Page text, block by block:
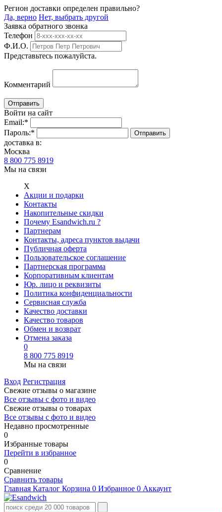
Регион доставки определен правильно?
Да, верно Нет, выбрать другой
Заявка обратного звонка
Телефон
Ф.И.О.
Представьтесь пожалуйста.
Комментарий
Войти на сайт
Email:*
Пароль:*
доставка в:
Москва
8 800 775 8919
Мы на связи
Х
Акции и подарки
Контакты
Накопительные скидки
Почему Esandwich.ru ?
Партнерам
Контакты, адреса пунктов выдачи
Публичная оферта
Пользовательское соглашение
Партнерская программа
Корпоративным клиентам
Юр. лицо и реквизиты
Политика конфиденциальности
Сервисная служба
Качество доставки
Качество товаров
Обмен и возврат
Отмена заказа
0
8 800 775 8919
Мы на связи
Вход Регистрация
Свежие отзывы о магазине
Все отзывы с фото и видео
Свежие отзывы о товарах
Все отзывы c фото и видео
Недавно просмотренные
0
Избранные товары
Перейти в избранное
0
Сравнение
Сравнить товары
Главная Каталог Корзина 0 Избранное 0 Аккаунт